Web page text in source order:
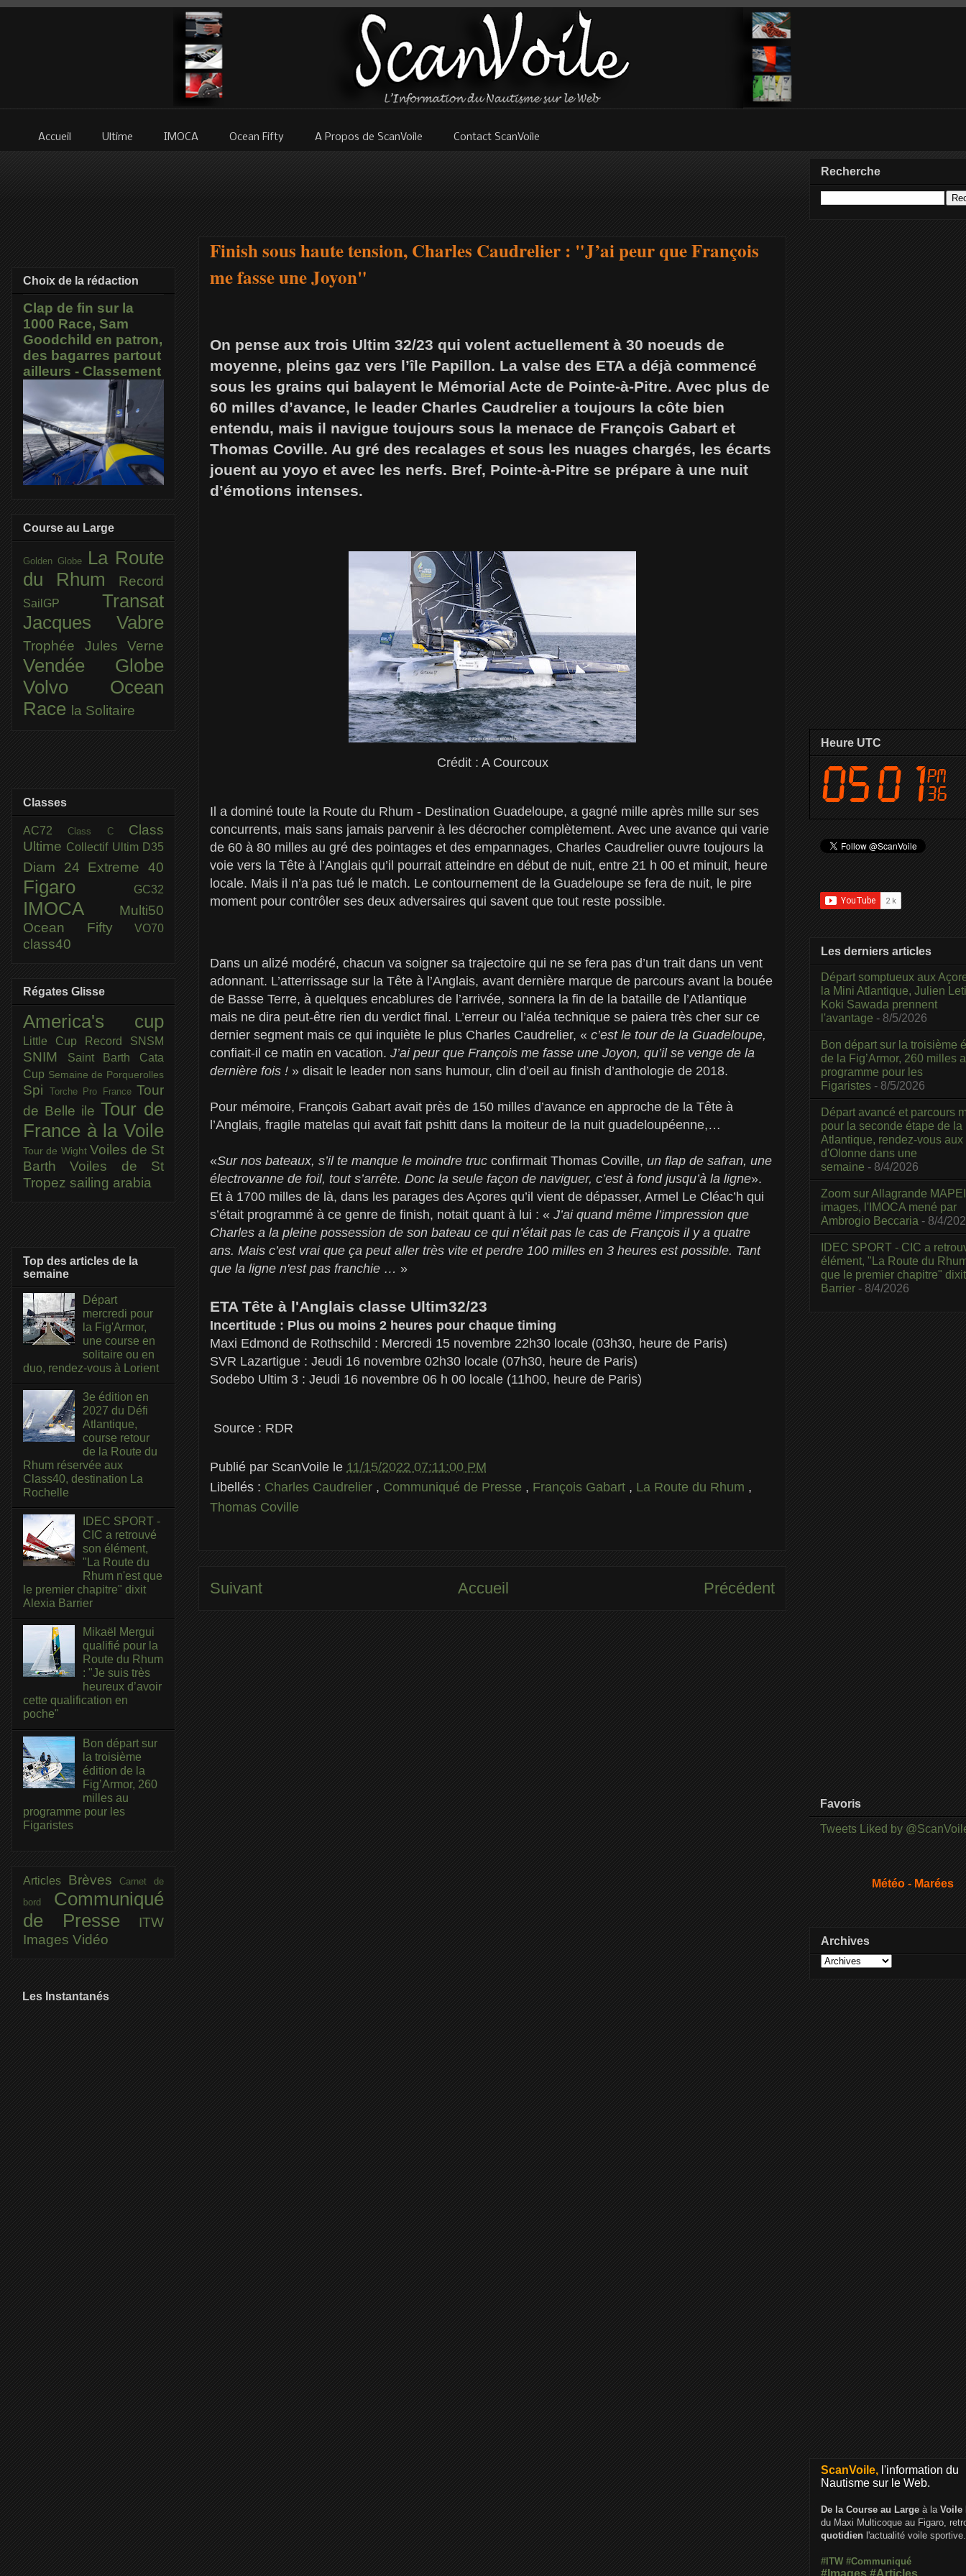
Accueil Ultime IMOCA Ocean Fifty A Propos de ScanVoile Contact ScanVoile
Finish sous haute tension, Charles Caudrelier : "J’ai peur que François
me fasse une Joyon"
On pense aux trois Ultim 32/23 qui volent actuellement à 30 noeuds de
moyenne, pleins gaz vers l’île Papillon. La valse des ETA a déjà commencé
sous les grains qui balayent le Mémorial Acte de Pointe-à-Pitre. Avec plus de
60 milles d’avance, le leader Charles Caudrelier a toujours la côte bien
entendu, mais il navigue toujours sous la menace de François Gabart et
Thomas Coville. Au gré des recalages et sous les nuages chargés, les écarts
jouent au yoyo et avec les nerfs. Bref, Pointe-à-Pitre se prépare à une nuit
d’émotions intenses.
Crédit : A Courcoux
Il a dominé toute la Route du Rhum - Destination Guadeloupe, a gagné mille après mille sur ses
concurrents, mais sans jamais parvenir à les décrocher complètement. Avec une avance qui varie
de 60 à 80 milles au gré des pointages et des empannages, Charles Caudrelier ouvre toujours la
voie vers la Tête à l’Anglais qu’il pourrait atteindre en début de nuit, entre 21 h 00 et minuit, heure
locale. Mais il n’a pas tué le match. Le contournement de la Guadeloupe se fera de nuit, le pire
moment pour contrôler ses deux adversaires qui savent que tout reste possible.
Dans un alizé modéré, chacun va soigner sa trajectoire qui ne se fera pas d’un trait dans un vent
adonnant. L’atterrissage sur la Tête à l’Anglais, avant dernière marque de parcours avant la bouée
de Basse Terre, à quelques encablures de l’arrivée, sonnera la fin de la bataille de l’Atlantique
mais ne dira peut-être rien du verdict final. L’erreur ou l’aléa technique se paiera très cher sur ce
dernier segment mais ce qui inquiète le plus Charles Caudrelier, « c’est le tour de la Guadeloupe,
confiait-il ce matin en vacation. J’ai peur que François me fasse une Joyon, qu’il se venge de la
dernière fois ! » disait le leader non sans humour, clin d’oeil au finish d’anthologie de 2018.
Pour mémoire, François Gabart avait près de 150 milles d’avance en approche de la Tête à
l’Anglais, fragile matelas qui avait fait pshitt dans la moiteur de la nuit guadeloupéenne,…
«Sur nos bateaux, s’il te manque le moindre truc confirmait Thomas Coville, un flap de safran, une
électrovanne de foil, tout s’arrête. Donc la seule façon de naviguer, c’est à fond jusqu’à la ligne».
Et à 1700 milles de là, dans les parages des Açores qu’il vient de dépasser, Armel Le Cléac’h qui
s’était programmé à ce genre de finish, notait quant à lui : « J’ai quand même l’impression que
Charles a la pleine possession de son bateau ce qui n’était pas le cas de François il y a quatre
ans. Mais c’est vrai que ça peut aller très vite et perdre 100 milles en 3 heures est possible. Tant
que la ligne n'est pas franchie … »
ETA Tête à l'Anglais classe Ultim32/23
Incertitude : Plus ou moins 2 heures pour chaque timing
Maxi Edmond de Rothschild : Mercredi 15 novembre 22h30 locale (03h30, heure de Paris)
SVR Lazartigue : Jeudi 16 novembre 02h30 locale (07h30, heure de Paris)
Sodebo Ultim 3 : Jeudi 16 novembre 06 h 00 locale (11h00, heure de Paris)
Source : RDR
Publié par ScanVoile le 11/15/2022 07:11:00 PM
Libellés : Charles Caudrelier , Communiqué de Presse , François Gabart , La Route du Rhum ,
Thomas Coville
Suivant Précédent
Accueil
Choix de la rédaction
Clap de fin sur la
1000 Race, Sam
Goodchild en patron,
des bagarres partout
ailleurs - Classement
Course au Large
Golden Globe
La Route
du Rhum
Record
SailGP Transat
Jacques Vabre
Trophée Jules Verne
Vendée Globe
Volvo Ocean
Race la Solitaire
Classes
AC72Class C Class
Ultime Collectif Ultim D35
Diam 24 Extreme 40
Figaro GC32
IMOCA
Multi50
Ocean Fifty
VO70
class40
Régates Glisse
America's cup
Little Cup Record SNSM
SNIM
Saint Barth Cata
Cup Semaine de Porquerolles
Spi Torche Pro France Tour
de Belle ile Tour de
France à la Voile
Tour de Wight Voiles de St
BarthVoiles de St
Tropez sailing arabia
Top des articles de la
semaine
Départ
mercredi pour
la Fig'Armor,
une course en
solitaire ou en
duo, rendez-vous à Lorient
3e édition en
2027 du Défi
Atlantique,
course retour
de la Route du
Rhum réservée aux
Class40, destination La
Rochelle
IDEC SPORT -
CIC a retrouvé
son élément,
"La Route du
Rhum n'est que
le premier chapitre" dixit
Alexia Barrier
Mikaël Mergui
qualifié pour la
Route du Rhum
: "Je suis très
heureux d’avoir
cette qualification en
poche"
Bon départ sur
la troisième
édition de la
Fig’Armor, 260
milles au
programme pour les
Figaristes
Articles BrèvesCarnet de
bord Communiqué
de Presse
ITW
Images Vidéo
Les Instantanés
Recherche
Heure UTC
Les derniers articles
Départ somptueux aux
la Mini Atlantique, Julien
Koki Sawada prennent
l'avantage - 8/5/2026
Bon départ sur la troisième
de la Fig’Armor, 260 milles
programme pour les
Figaristes - 8/5/2026
Départ avancé et parcours
pour la seconde étape de la
Atlantique, rendez-vous
d'Olonne dans une
semaine - 8/4/2026
Zoom sur Allagrande
images, l'IMOCA mené par
Ambrogio Beccaria - 8/4/
IDEC SPORT - CIC a
élément, "La Route du
que le premier chapitre"
Barrier - 8/4/2026
Favoris
Tweets Liked by
Météo - Marées
Archives
ScanVoile, l'information du
Nautisme sur le Web.
De la Course au Large à la Voile
du Maxi Multicoque au Figaro,
quotidien l'actualité voile sportive.
#ITW #Communiqué
#Images #Articles